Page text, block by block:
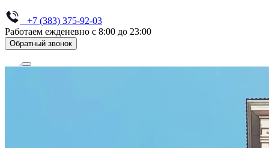
+7 (383) 375-92-03
Работаем ежденевно с 8:00 до 23:00
Обратный звонок